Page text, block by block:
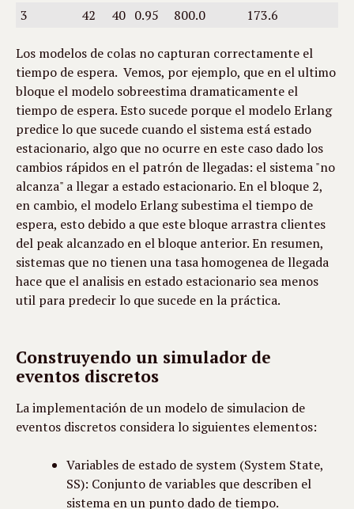
3
42 40 0.95 800.0 173.6
Los modelos de colas no capturan correctamente el
tiempo de espera.  Vemos, por ejemplo, que en el ultimo
bloque el modelo sobreestima dramaticamente el
tiempo de espera. Esto sucede porque el modelo Erlang
predice lo que sucede cuando el sistema está estado
estacionario, algo que no ocurre en este caso dado los
cambios rápidos en el patrón de llegadas: el sistema "no
alcanza" a llegar a estado estacionario. En el bloque 2,
en cambio, el modelo Erlang subestima el tiempo de
espera, esto debido a que este bloque arrastra clientes
del peak alcanzado en el bloque anterior. En resumen,
sistemas que no tienen una tasa homogenea de llegada
hace que el analisis en estado estacionario sea menos
util para predecir lo que sucede en la práctica.
Construyendo un simulador de
eventos discretos
La implementación de un modelo de simulacion de
eventos discretos considera lo siguientes elementos:
Variables de estado de system (System State,
SS): Conjunto de variables que describen el
sistema en un punto dado de tiempo.